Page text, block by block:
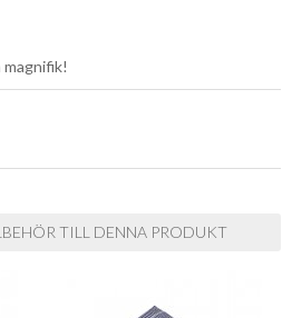
magnifik!
TILL DENNA PRODUKT